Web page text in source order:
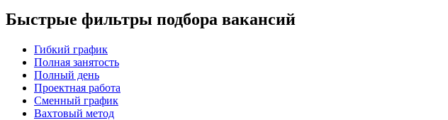
Быстрые фильтры подбора вакансий
Гибкий график
Полная занятость
Полный день
Проектная работа
Сменный график
Вахтовый метод